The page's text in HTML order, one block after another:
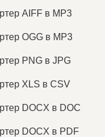
AIFF в MP3
OGG в MP3
PNG в JPG
XLS в CSV
DOCX в DOC
DOCX в PDF